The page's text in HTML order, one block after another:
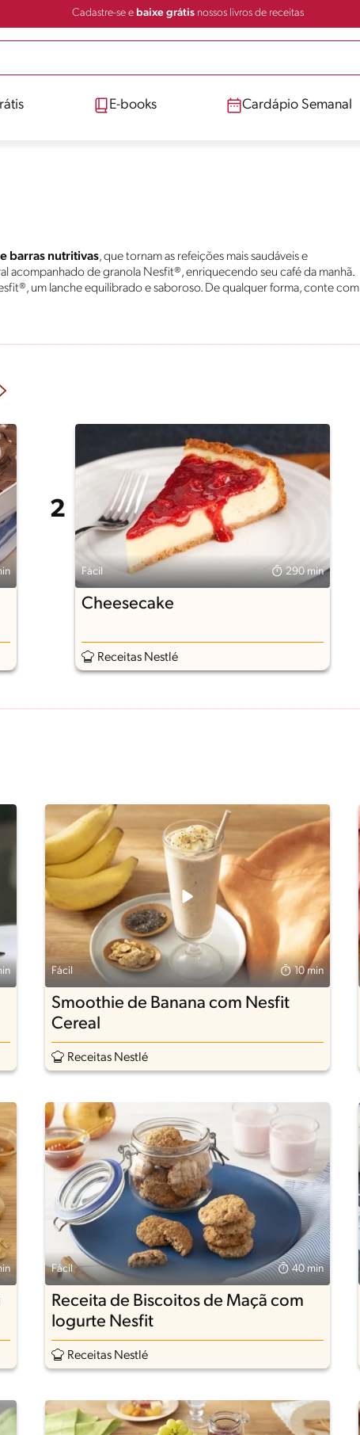
Cadastre-se e baixe grátisnossos livros de receitas
E-books Cardápio Semanal
barras nutritivas, que tornam as refeições mais saudáveis e
acompanhado de granola Nesfit®, enriquecendo seu café da manhã.
um lanche equilibrado e saboroso. De qualquer forma, conte com
Fácil 290 min
Cheesecake
Receitas Nestlé
Fácil 10 min
Smoothie de Banana com Nesfit
Cereal
Receitas Nestlé
Fácil 40 min
Receita de Biscoitos de Maçã com
Iogurte Nesfit
Receitas Nestlé